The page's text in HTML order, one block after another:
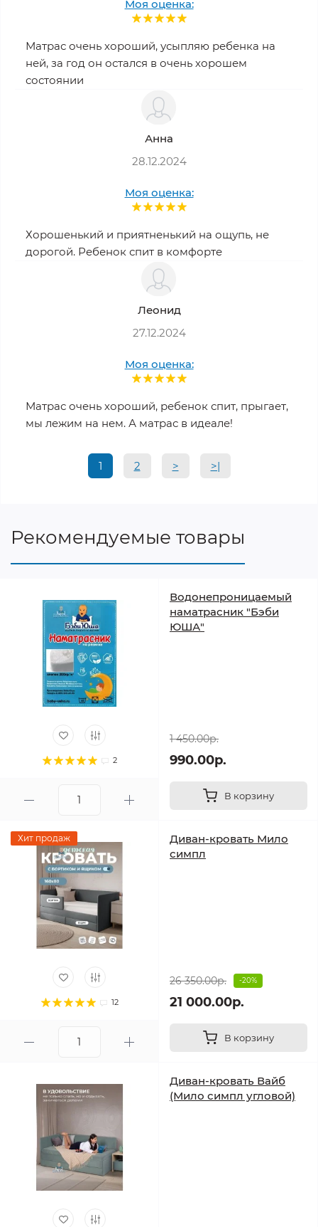
Моя оценка:
Матрас очень хороший, усыпляю ребенка на
ней, за год он остался в очень хорошем
состоянии
Анна
28.12.2024
Моя оценка:
Хорошенький и приятненький на ощупь, не
дорогой. Ребенок спит в комфорте
Леонид
27.12.2024
Моя оценка:
Матрас очень хороший, ребенок спит, прыгает,
мы лежим на нем. А матрас в идеале!
1 2 > >|
Рекомендуемые товары
2
Водонепроницаемый
наматрасник "Бэби
ЮША"
1 450.00р.
990.00р.
В корзину
Хит продаж
12
Диван-кровать Мило
симпл
26 350.00р. -20%
21 000.00р.
В корзину
Диван-кровать Вайб
(Мило симпл угловой)